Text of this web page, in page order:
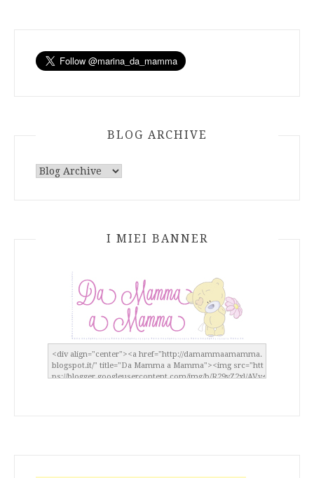
BLOG ARCHIVE
I MIEI BANNER